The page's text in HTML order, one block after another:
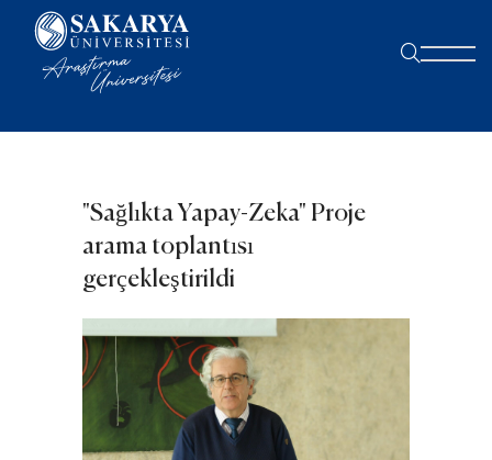
"Sağlıkta Yapay-Zeka" Proje
arama toplantısı
gerçekleştirildi